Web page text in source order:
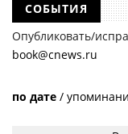
СОБЫТИЯ
Опубликовать/
book@cnews.ru
по дате /